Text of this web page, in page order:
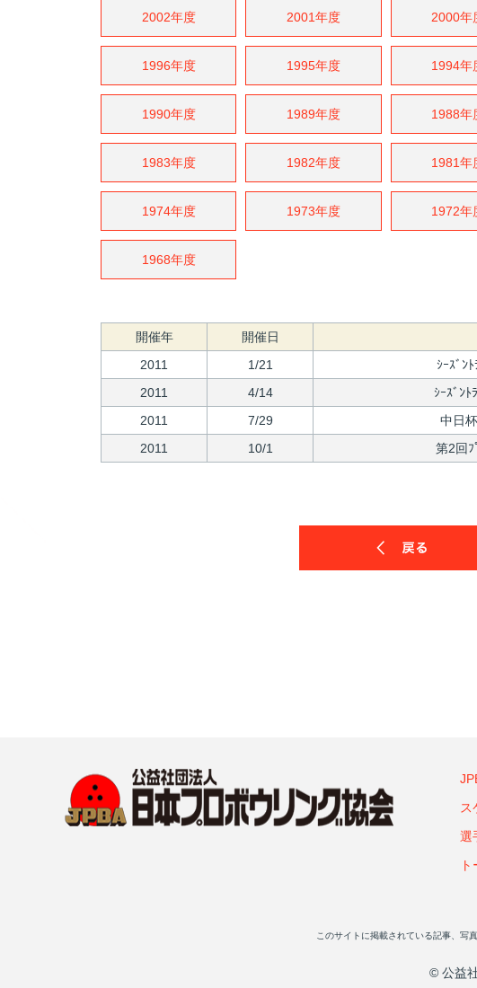
2002年度 2001年度 2000年
1996年度 1995年度 1994年
1990年度 1989年度 1988年
1983年度 1982年度 1981年
1974年度 1973年度 1972年
1968年度
開催年 開催日
2011
1/21 ｼｰｽﾞﾝ
2011
4/14 ｼｰｽﾞﾝﾄ
2011
7/29 中日
2011
10/1 第2回ﾌ
ス
選
このサイトに掲載されている記事、写
© 公益